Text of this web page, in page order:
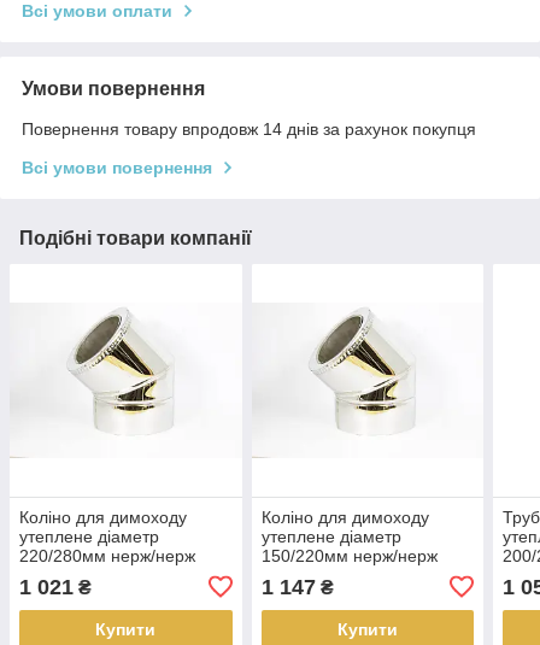
Всі умови оплати
Умови повернення
Повернення товару впродовж 14 днів за рахунок покупця
Всі умови повернення
Подібні товари компанії
Коліно для димоходу
утеплене діаметр
220/280мм нерж/нерж
45гр 0,8мм (сендвіч) AISI
304
1 021 ₴
Купити
Коліно для димоходу
утеплене діаметр
150/220мм нерж/нерж
321
1 147₴
Купити
321
1